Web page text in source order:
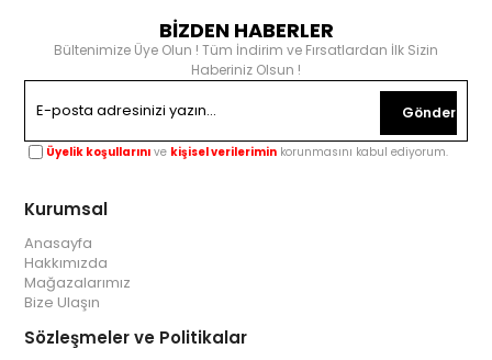
BİZDEN HABERLER
Bültenimize Üye Olun ! Tüm İndirim ve Fırsatlardan İlk Sizin
Haberiniz Olsun !
Gönder
Üyelik koşullarını ve kişisel verilerimin korunmasını kabul ediyorum.
Kurumsal
Anasayfa
Hakkımızda
Mağazalarımız
Bize Ulaşın
Sözleşmeler ve Politikalar